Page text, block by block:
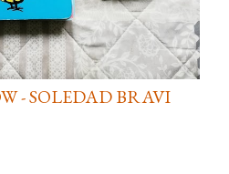
- SOLEDAD BRAVI